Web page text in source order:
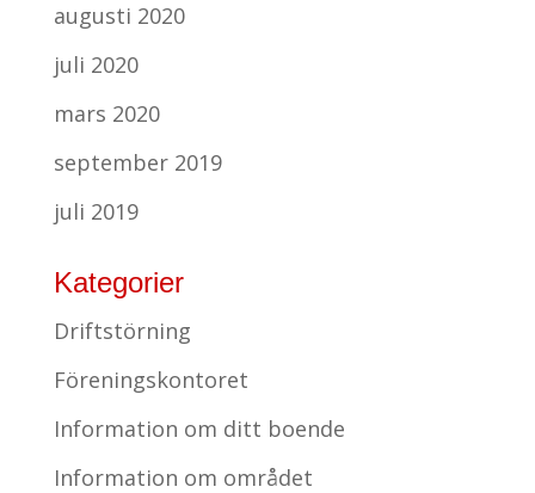
augusti 2020
juli 2020
mars 2020
september 2019
juli 2019
Kategorier
Driftstörning
Föreningskontoret
Information om ditt boende
Information om området